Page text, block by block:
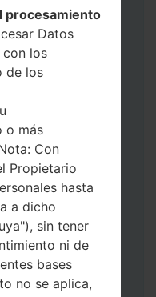
botón de Subir
presionadas las
volumen y
presionados la
botón de Bajar
USB, luego
botón de Bixby
presionados la
botón de Subir
a PC, Odin
procesamiento
Datos
con los
de los
o más
Con
Propietario
hasta
a dicho
sin tener
ni de
bases
no se aplica,